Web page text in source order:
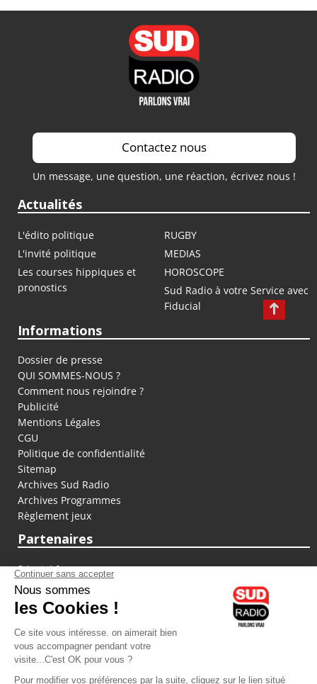
Contactez nous
Un message, une question, une réaction, écrivez nous !
Actualités
L'édito politique
RUGBY
L'invité politique
MEDIAS
Les courses hippiques et
pronostics
HOROSCOPE
Sud Radio à votre Service avec
Fiducial
Informations
Dossier de presse
QUI SOMMES-NOUS ?
Comment nous rejoindre ?
Publicité
Mentions Légales
CGU
Politique de confidentialité
Sitemap
Archives Sud Radio
Archives Programmes
Règlement jeux
Partenaires
fiducial.fr
lyoncapitale.fr
olympique-et-lyonnais.com
L'application Iphone / Android
Téléchargez l'application